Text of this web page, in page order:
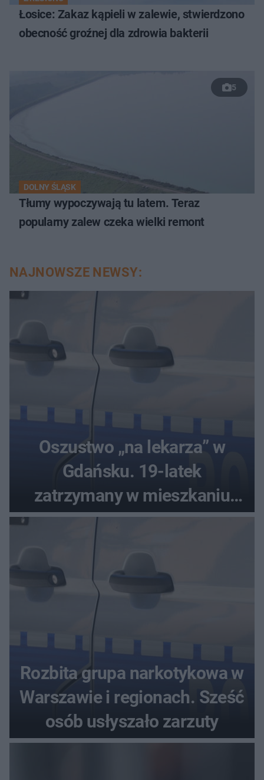
Łosice: Zakaz kąpieli w zalewie, stwierdzono
obecność groźnej dla zdrowia bakterii
5
DOLNY ŚLĄSK
Tłumy wypoczywają tu latem. Teraz
popularny zalew czeka wielki remont
NAJNOWSZE NEWSY:
Oszustwo „na lekarza” w
Gdańsku. 19-latek
zatrzymany w mieszkaniu
seniora
Rozbita grupa narkotykowa w
Warszawie i regionach. Sześć
osób usłyszało zarzuty